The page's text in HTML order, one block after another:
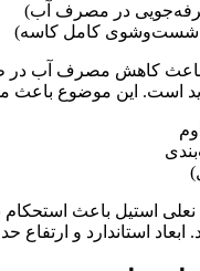
در مصرف آب)
شست‌وشوی کامل کاسه)
است. این موضوع
استیل باعث استحکام
می‌شود به‌راحتی جایگزین مدل قبلی شود.